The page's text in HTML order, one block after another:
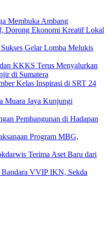
Membuka Ambang
Dorong Ekonomi Kreatif Lokal
Gelar Lomba Melukis
KKKS Terus Menyalurkan
di Sumatera
Kelas Inspirasi di SRT 24
Muara Jaya Kunjungi
Pembangunan di Hadapan
Program MBG,
Terima Aset Baru dari
Bandara VVIP IKN, Sekda